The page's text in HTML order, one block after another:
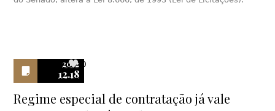
2012
12.18
0
Regime especial de contratação já vale